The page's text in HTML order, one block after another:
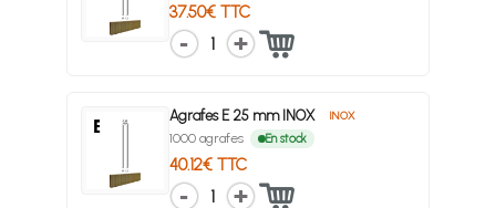
37.50€ TTC
1
Agrafes E 25 mm INOX INOX
1000 agrafes En stock
40.12€ TTC
1